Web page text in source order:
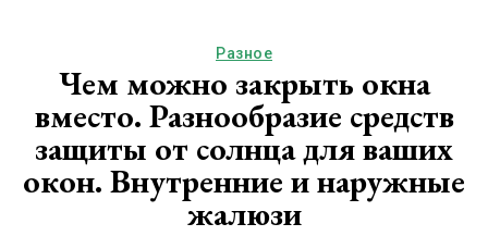
Разное
Чем можно закрыть окна
вместо. Разнообразие средств
защиты от солнца для ваших
окон. Внутренние и наружные
жалюзи